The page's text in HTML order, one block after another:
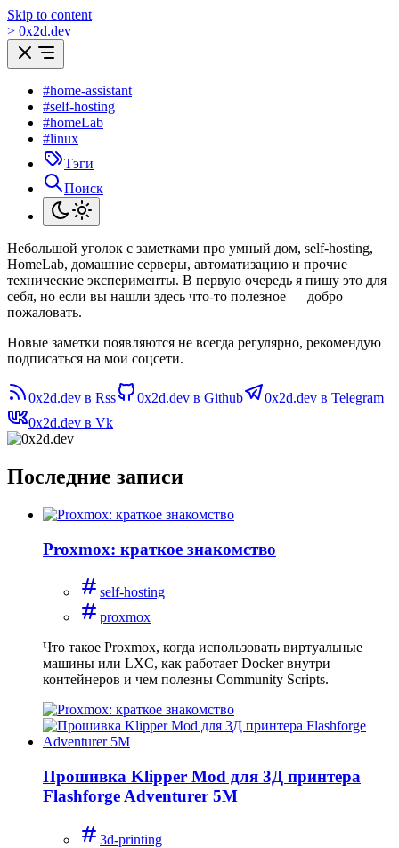
Skip to content
> 0x2d.dev
#home-assistant
#self-hosting
#homeLab
#linux
Тэги
Поиск
Небольшой уголок с заметками про умный дом, self-hosting,
HomeLab, домашние серверы, автоматизацию и прочие
технические эксперименты. В первую очередь я пишу это для
себя, но если вы нашли здесь что-то полезное — добро
пожаловать.
Новые заметки появляются не всегда регулярно, рекомендую
подписаться на мои соцсети.
0x2d.dev в Rss 0x2d.dev в Github
0x2d.dev в Telegram
0x2d.dev в Vk
Последние записи
Proxmox: краткое знакомство
self-hosting
proxmox
Что такое Proxmox, когда использовать виртуальные
машины или LXC, как работает Docker внутри
контейнеров и чем полезны Community Scripts.
Прошивка Klipper Mod для 3Д принтера
Flashforge Adventurer 5M
3d-printing